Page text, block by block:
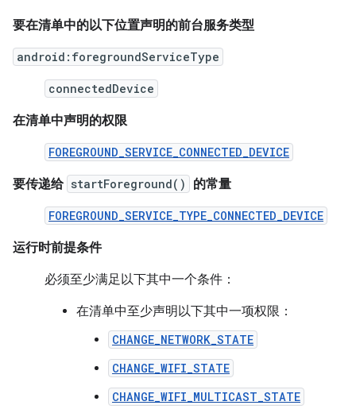
要在清单中的以下位置声明的前台服务类型
android:foregroundServiceType
connectedDevice
在清单中声明的权限
FOREGROUND_SERVICE_CONNECTED_DEVICE
要传递给 startForeground() 的常量
FOREGROUND_SERVICE_TYPE_CONNECTED_DEVICE
运行时前提条件
必须至少满足以下其中一个条件：
在清单中至少声明以下其中一项权限：
CHANGE_NETWORK_STATE
CHANGE_WIFI_STATE
CHANGE_WIFI_MULTICAST_STATE